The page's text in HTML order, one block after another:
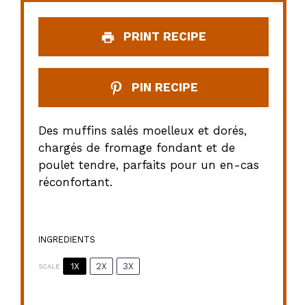
PRINT RECIPE
PIN RECIPE
Des muffins salés moelleux et dorés,
chargés de fromage fondant et de
poulet tendre, parfaits pour un en-cas
réconfortant.
INGREDIENTS
SCALE 1X 2X 3X